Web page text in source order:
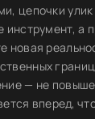
цепочки
инструмент, а
новая
— не
вперед,